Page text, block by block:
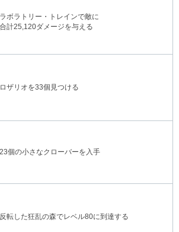
ラボラトリー・トレインで敵に
合計25,120ダメージを与える
ロザリオを33個見つける
23個の小さなクローバーを入手
反転した狂乱の森でレベル80に到達する